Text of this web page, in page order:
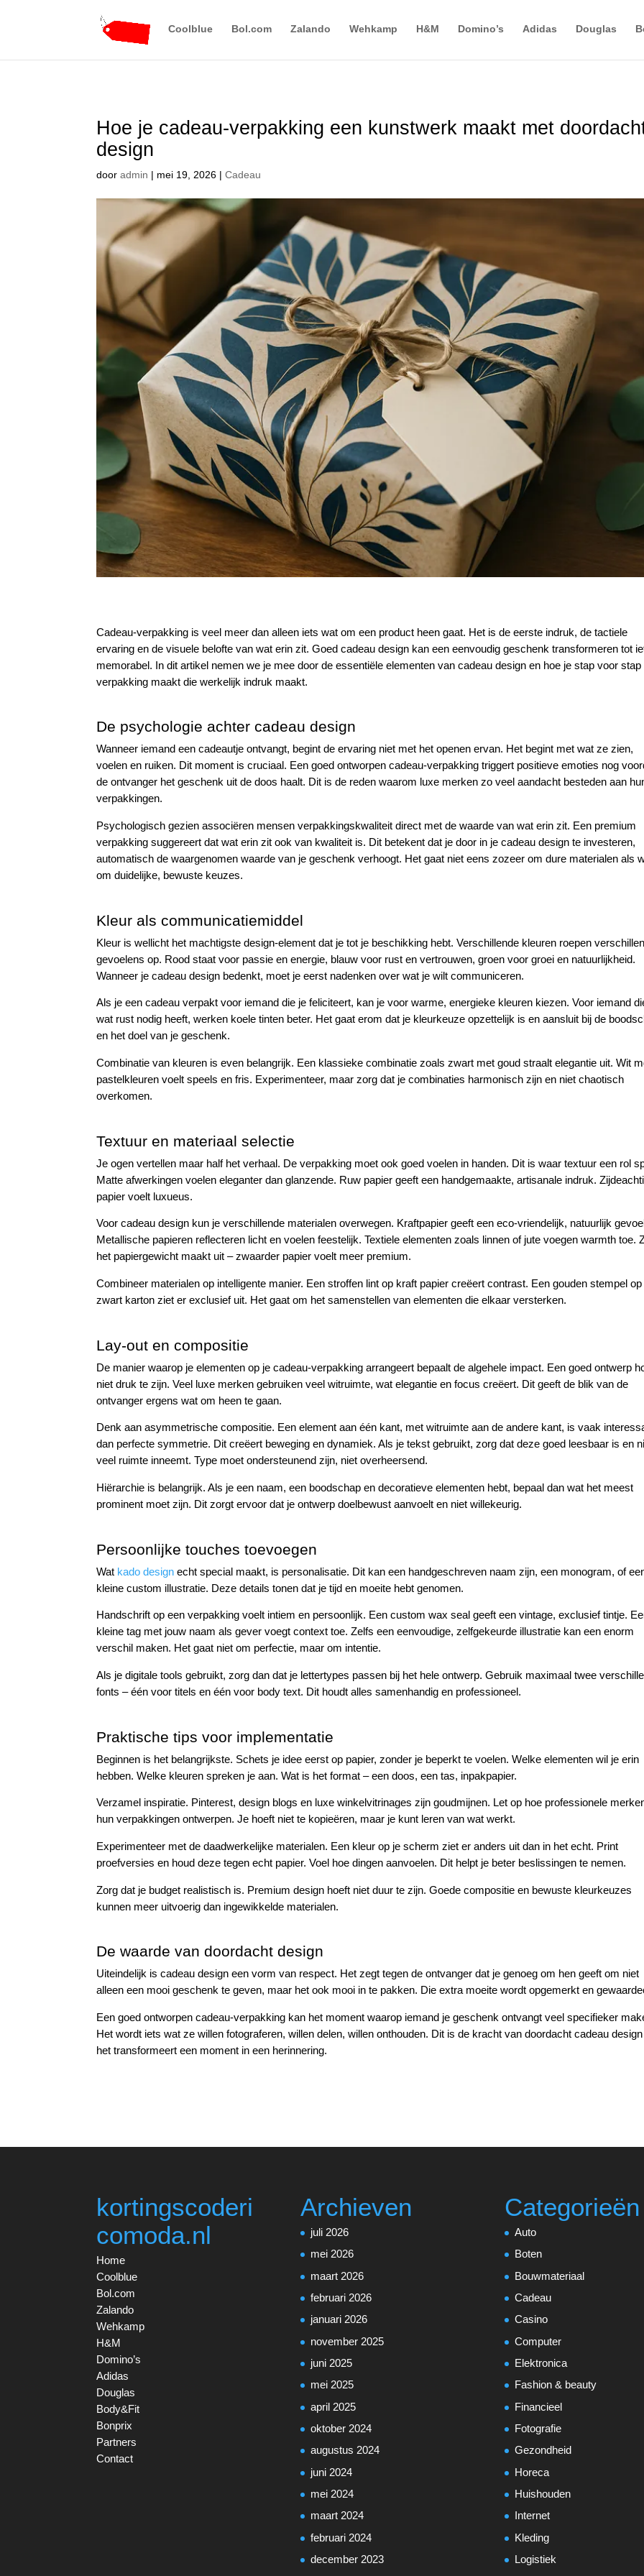
Coolblue Bol.com Zalando Wehkamp H&M Domino’s Adidas Douglas
Hoe je cadeau-verpakking een kunstwerk maakt met
design
dooradmin | mei 19, 2026 |Cadeau
Cadeau-verpakking is veel meer dan alleen iets wat om een product heen gaat. Het is de eerste indruk, de tactiele
ervaring en de visuele belofte van wat erin zit. Goed cadeau design kan een eenvoudig geschenk transformeren tot
memorabel. In dit artikel nemen we je mee door de essentiële elementen van cadeau design en hoe je stap voor stap
verpakking maakt die werkelijk indruk maakt.
De psychologie achter cadeau design
Wanneer iemand een cadeautje ontvangt, begint de ervaring niet met het openen ervan. Het begint met wat ze zien,
voelen en ruiken. Dit moment is cruciaal. Een goed ontworpen cadeau-verpakking triggert positieve emoties nog
de ontvanger het geschenk uit de doos haalt. Dit is de reden waarom luxe merken zo veel aandacht besteden aan
verpakkingen.
Psychologisch gezien associëren mensen verpakkingskwaliteit direct met de waarde van wat erin zit. Een premium
verpakking suggereert dat wat erin zit ook van kwaliteit is. Dit betekent dat je door in je cadeau design te investeren,
automatisch de waargenomen waarde van je geschenk verhoogt. Het gaat niet eens zozeer om dure materialen als
om duidelijke, bewuste keuzes.
Kleur als communicatiemiddel
Kleur is wellicht het machtigste design-element dat je tot je beschikking hebt. Verschillende kleuren roepen
gevoelens op. Rood staat voor passie en energie, blauw voor rust en vertrouwen, groen voor groei en natuurlijkheid.
Wanneer je cadeau design bedenkt, moet je eerst nadenken over wat je wilt communiceren.
Als je een cadeau verpakt voor iemand die je feliciteert, kan je voor warme, energieke kleuren kiezen. Voor iemand
wat rust nodig heeft, werken koele tinten beter. Het gaat erom dat je kleurkeuze opzettelijk is en aansluit bij de
en het doel van je geschenk.
Combinatie van kleuren is even belangrijk. Een klassieke combinatie zoals zwart met goud straalt elegantie uit. Wit
pastelkleuren voelt speels en fris. Experimenteer, maar zorg dat je combinaties harmonisch zijn en niet chaotisch
overkomen.
Textuur en materiaal selectie
Je ogen vertellen maar half het verhaal. De verpakking moet ook goed voelen in handen. Dit is waar textuur een rol
Matte afwerkingen voelen eleganter dan glanzende. Ruw papier geeft een handgemaakte, artisanale indruk.
papier voelt luxueus.
Voor cadeau design kun je verschillende materialen overwegen. Kraftpapier geeft een eco-vriendelijk, natuurlijk
Metallische papieren reflecteren licht en voelen feestelijk. Textiele elementen zoals linnen of jute voegen warmth toe.
het papiergewicht maakt uit – zwaarder papier voelt meer premium.
Combineer materialen op intelligente manier. Een stroffen lint op kraft papier creëert contrast. Een gouden stempel op
zwart karton ziet er exclusief uit. Het gaat om het samenstellen van elementen die elkaar versterken.
Lay-out en compositie
De manier waarop je elementen op je cadeau-verpakking arrangeert bepaalt de algehele impact. Een goed ontwerp
niet druk te zijn. Veel luxe merken gebruiken veel witruimte, wat elegantie en focus creëert. Dit geeft de blik van de
ontvanger ergens wat om heen te gaan.
Denk aan asymmetrische compositie. Een element aan één kant, met witruimte aan de andere kant, is vaak
dan perfecte symmetrie. Dit creëert beweging en dynamiek. Als je tekst gebruikt, zorg dat deze goed leesbaar is en
veel ruimte inneemt. Type moet ondersteunend zijn, niet overheersend.
Hiërarchie is belangrijk. Als je een naam, een boodschap en decoratieve elementen hebt, bepaal dan wat het meest
prominent moet zijn. Dit zorgt ervoor dat je ontwerp doelbewust aanvoelt en niet willekeurig.
Persoonlijke touches toevoegen
Wat kado design echt special maakt, is personalisatie. Dit kan een handgeschreven naam zijn, een monogram, of
kleine custom illustratie. Deze details tonen dat je tijd en moeite hebt genomen.
Handschrift op een verpakking voelt intiem en persoonlijk. Een custom wax seal geeft een vintage, exclusief tintje.
kleine tag met jouw naam als gever voegt context toe. Zelfs een eenvoudige, zelfgekeurde illustratie kan een enorm
verschil maken. Het gaat niet om perfectie, maar om intentie.
Als je digitale tools gebruikt, zorg dan dat je lettertypes passen bij het hele ontwerp. Gebruik maximaal twee
fonts – één voor titels en één voor body text. Dit houdt alles samenhandig en professioneel.
Praktische tips voor implementatie
Beginnen is het belangrijkste. Schets je idee eerst op papier, zonder je beperkt te voelen. Welke elementen wil je erin
hebben. Welke kleuren spreken je aan. Wat is het format – een doos, een tas, inpakpapier.
Verzamel inspiratie. Pinterest, design blogs en luxe winkelvitrinages zijn goudmijnen. Let op hoe professionele
hun verpakkingen ontwerpen. Je hoeft niet te kopieëren, maar je kunt leren van wat werkt.
Experimenteer met de daadwerkelijke materialen. Een kleur op je scherm ziet er anders uit dan in het echt. Print
proefversies en houd deze tegen echt papier. Voel hoe dingen aanvoelen. Dit helpt je beter beslissingen te nemen.
Zorg dat je budget realistisch is. Premium design hoeft niet duur te zijn. Goede compositie en bewuste kleurkeuzes
kunnen meer uitvoerig dan ingewikkelde materialen.
De waarde van doordacht design
Uiteindelijk is cadeau design een vorm van respect. Het zegt tegen de ontvanger dat je genoeg om hen geeft om niet
alleen een mooi geschenk te geven, maar het ook mooi in te pakken. Die extra moeite wordt opgemerkt en
Een goed ontworpen cadeau-verpakking kan het moment waarop iemand je geschenk ontvangt veel specifieker
Het wordt iets wat ze willen fotograferen, willen delen, willen onthouden. Dit is de kracht van doordacht cadeau
het transformeert een moment in een herinnering.
kortingscoderi
comoda.nl
Home
Coolblue
Bol.com
Zalando
Wehkamp
H&M
Domino’s
Adidas
Douglas
Body&Fit
Bonprix
Partners
Contact
Archieven
juli 2026
mei 2026
maart 2026
februari 2026
januari 2026
november 2025
juni 2025
mei 2025
april 2025
oktober 2024
augustus 2024
juni 2024
mei 2024
maart 2024
februari 2024
december 2023
Categorieën
Auto
Boten
Bouwmateriaal
Cadeau
Casino
Computer
Elektronica
Fashion & beauty
Financieel
Fotografie
Gezondheid
Horeca
Huishouden
Internet
Kleding
Logistiek